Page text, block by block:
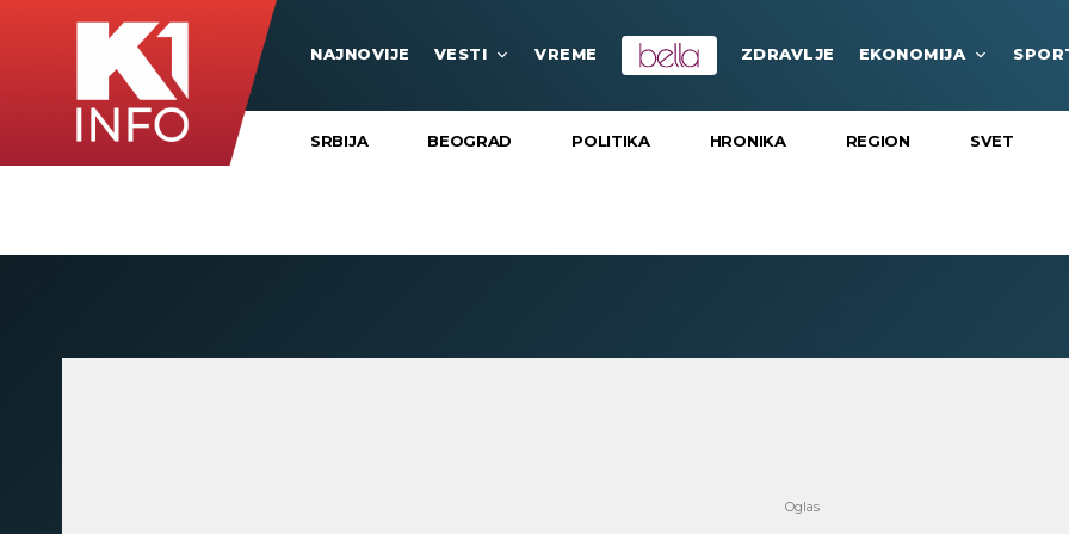
NAJNOVIJE VESTI VREME ZDRAVLJE EKONOMIJA
SRBIJA BEOGRAD POLITIKA HRONIKA REGION SVET